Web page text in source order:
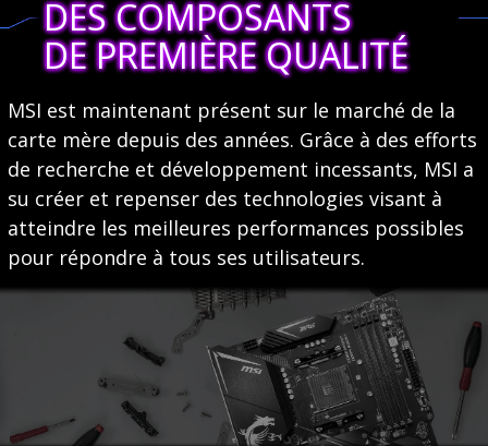
DES COMPOSANTS
DE PREMIÈRE QUALITÉ
MSI est maintenant présent sur le marché de la
carte mère depuis des années. Grâce à des efforts
de recherche et développement incessants, MSI a
su créer et repenser des technologies visant à
atteindre les meilleures performances possibles
pour répondre à tous ses utilisateurs.